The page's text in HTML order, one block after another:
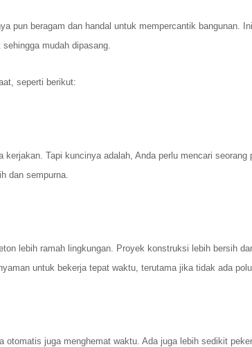
pun beragam dan handal untuk mempercantik bangunan.
mudah dipasang.
seperti berikut:
Tapi kuncinya adalah, Anda perlu mencari
dan sempurna.
lebih ramah lingkungan. Proyek konstruksi lebih bersih
untuk bekerja tepat waktu, terutama jika tidak ada
juga menghemat waktu. Ada juga lebih sedikit